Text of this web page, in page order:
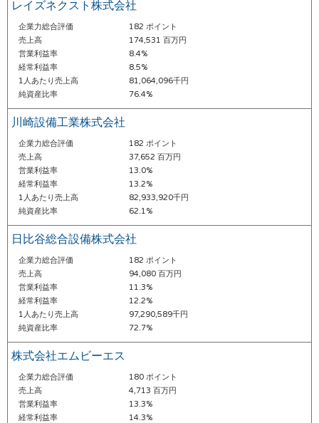
レイズネクスト株式会社
企業力総合評価
182 ポイント
売上高
174,531 百万円
営業利益率
8.4%
経常利益率
8.5%
1人あたり売上高
81,064,096千円
純資産比率
76.4%
川崎設備工業株式会社
企業力総合評価
182 ポイント
売上高
37,652 百万円
営業利益率
13.0%
経常利益率
13.2%
1人あたり売上高
82,933,920千円
純資産比率
62.1%
日比谷総合設備株式会社
企業力総合評価
182 ポイント
売上高
94,080 百万円
営業利益率
11.3%
経常利益率
12.2%
1人あたり売上高
97,290,589千円
純資産比率
72.7%
株式会社エムビーエス
企業力総合評価
180 ポイント
売上高
4,713 百万円
営業利益率
13.3%
経常利益率
14.3%